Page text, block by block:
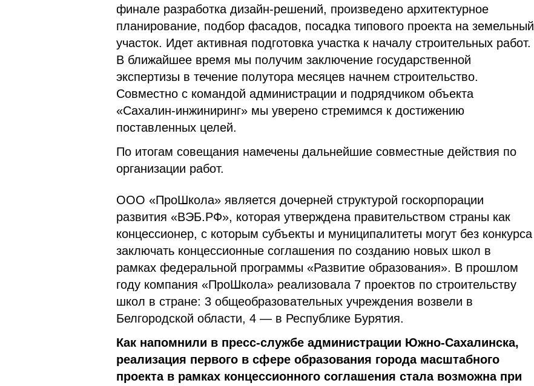
финале разработка дизайн-решений, произведено архитектурное
планирование, подбор фасадов, посадка типового проекта на земельный
участок. Идет активная подготовка участка к началу строительных работ.
В ближайшее время мы получим заключение государственной
экспертизы в течение полутора месяцев начнем строительство.
Совместно с командой администрации и подрядчиком объекта
«Сахалин-инжиниринг» мы уверено стремимся к достижению
поставленных целей.
По итогам совещания намечены дальнейшие совместные действия по
организации работ.
ООО «ПроШкола» является дочерней структурой госкорпорации
развития «ВЭБ.РФ», которая утверждена правительством страны как
концессионер, с которым субъекты и муниципалитеты могут без конкурса
заключать концессионные соглашения по созданию новых школ в
рамках федеральной программы «Развитие образования». В прошлом
году компания «ПроШкола» реализовала 7 проектов по строительству
школ в стране: 3 общеобразовательных учреждения возвели в
Белгородской области, 4 — в Республике Бурятия.
Как напомнили в пресс-службе администрации Южно-Сахалинска,
реализация первого в сфере образования города масштабного
проекта в рамках концессионного соглашения стала возможна при